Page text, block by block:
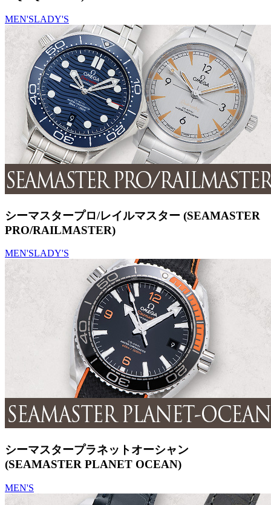
MEN'SLADY'S
シーマスタープロ/レイルマスター (SEAMASTER
PRO/RAILMASTER)
MEN'SLADY'S
シーマスタープラネットオーシャン
(SEAMASTER PLANET OCEAN)
MEN'S